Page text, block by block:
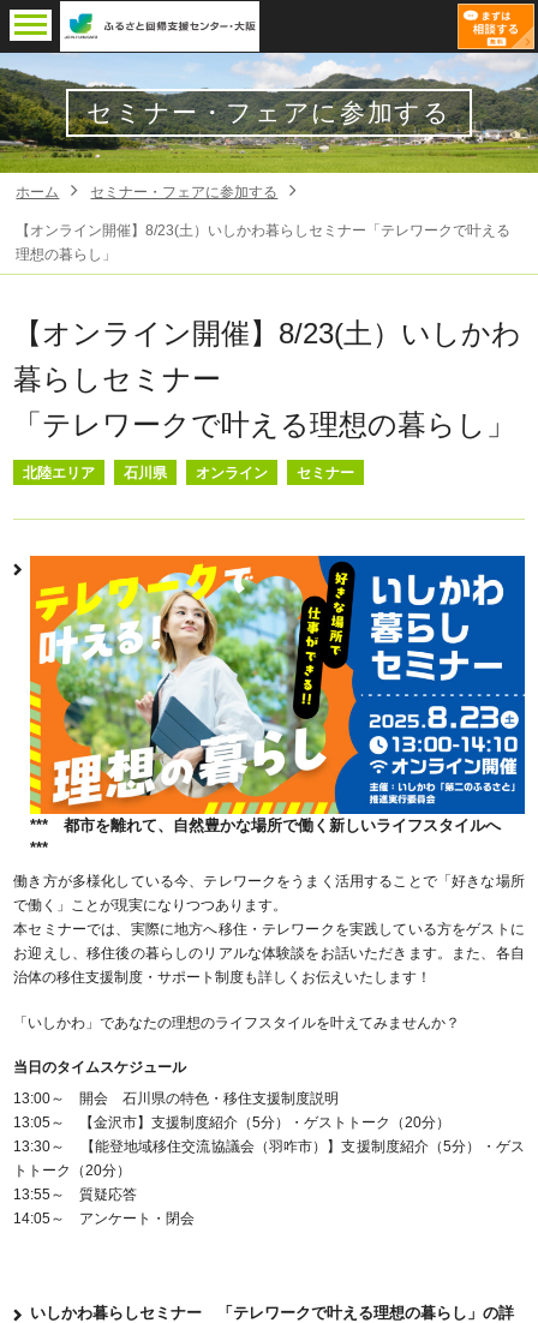
セミナー・フェアに参加する
ホーム セミナー・フェアに参加する
【オンライン開催】8/23(土）いしかわ暮らしセミナー「テレワークで叶える
理想の暮らし」
【オンライン開催】8/23(土）いしかわ
暮らしセミナー
「テレワークで叶える理想の暮らし」
北陸エリア 石川県 オンライン セミナー
*** 都市を離れて、自然豊かな場所で働く新しいライフスタイルへ
***
働き方が多様化している今、テレワークをうまく活用することで「好きな場所
で働く」ことが現実になりつつあります。
本セミナーでは、実際に地方へ移住・テレワークを実践している方をゲストに
お迎えし、移住後の暮らしのリアルな体験談をお話いただきます。また、各自
治体の移住支援制度・サポート制度も詳しくお伝えいたします！
「いしかわ」であなたの理想のライフスタイルを叶えてみませんか？
当日のタイムスケジュール
13:00～ 開会 石川県の特色・移住支援制度説明
13:05～ 【金沢市】支援制度紹介（5分）・ゲストトーク（20分）
13:30～ 【能登地域移住交流協議会（羽咋市）】支援制度紹介（5分）・ゲス
トトーク（20分）
13:55～ 質疑応答
14:05～ アンケート・閉会
いしかわ暮らしセミナー 「テレワークで叶える理想の暮らし」の詳